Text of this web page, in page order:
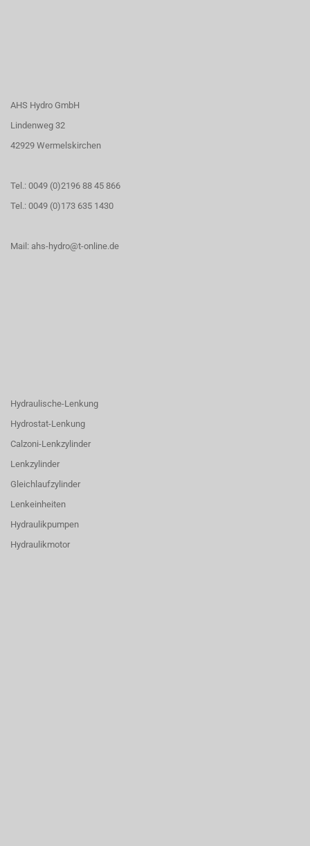
AHS Hydro GmbH
Lindenweg 32
42929 Wermelskirchen
Tel.: 0049 (0)2196 88 45 866
Tel.: 0049 (0)173 635 1430
Mail: ahs-hydro@t-online.de
Hydraulische-Lenkung
Hydrostat-Lenkung
Calzoni-Lenkzylinder
Lenkzylinder
Gleichlaufzylinder
Lenkeinheiten
Hydraulikpumpen
Hydraulikmotor